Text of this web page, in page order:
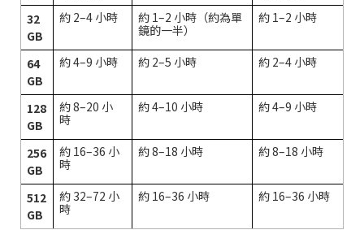
32
GB
約 2–4 小時
約 1–2 小時（約為單
鏡的一半）
約 1–2 小時
64
GB
約 4–9 小時 約 2–5 小時 約 2–4 小時
128
GB
約 8–20 小
時
約 4–10 小時 約 4–9 小時
256
GB
約 16–36 小
時
約 8–18 小時 約 8–18 小時
512
GB
約 32–72 小
時
約 16–36 小時 約 16–36 小時